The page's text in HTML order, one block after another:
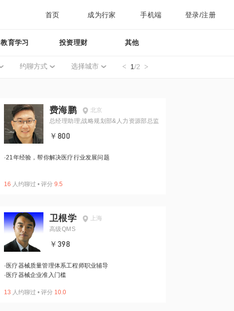
首页 成为行家 手机端 登录/注册
教育学习 投资理财 其他
约聊方式 选择城市 1/2
费海鹏
北京
总经理助理;战略规划部&人力资源部总监
￥800
·21年经验，帮你解决医疗行业发展问题
16 人约聊过 • 评分 9.5
卫根学
上海
高级QMS
￥398
· 医疗器械质量管理体系工程师职业辅导
· 医疗器械企业准入门槛
13 人约聊过 • 评分 10.0